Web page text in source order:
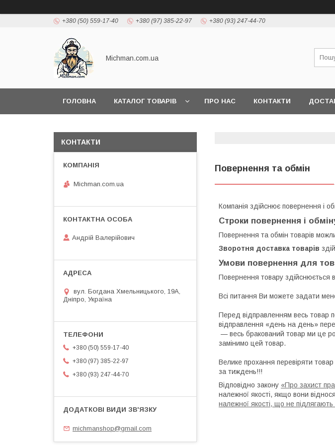
+380 (50) 559-17-40 +380 (97) 385-22-97 +380 (93) 247-44-70
Michman.com.ua
ГОЛОВНА КАТАЛОГ ТОВАРІВ ПРО НАС КОНТАКТИ
Повернення та обмін
Компанія здійснює повернення і
Строки повернення і
Повернення та обмін товарів
Зворотня доставка товарів
Умови повернення для
Повернення товару здійснюється
Всі питання Ви можете задати
Перед відправленням весь товар
відправлення «день на день»
замінимо цей товар.
Велике прохання перевіряти
за тиждень!!!
Відповідно закону «Про захист
належної якості, якщо вони
належної якості, що не
КОНТАКТИ
Michman.com.ua
Андрій Валерійович
вул. Богдана Хмельницького, 19А,
Дніпро, Україна
+380 (50) 559-17-40
+380 (97) 385-22-97
+380 (93) 247-44-70
michmanshop@gmail.com